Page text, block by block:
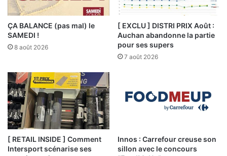
ÇA BALANCE (pas mal) le
SAMEDI !
8 août 2026
[ EXCLU ] DISTRI PRIX Août :
Auchan abandonne la partie
pour ses supers
7 août 2026
[ RETAIL INSIDE ] Comment
Intersport scénarise ses
Innos : Carrefour creuse son
sillon avec le concours